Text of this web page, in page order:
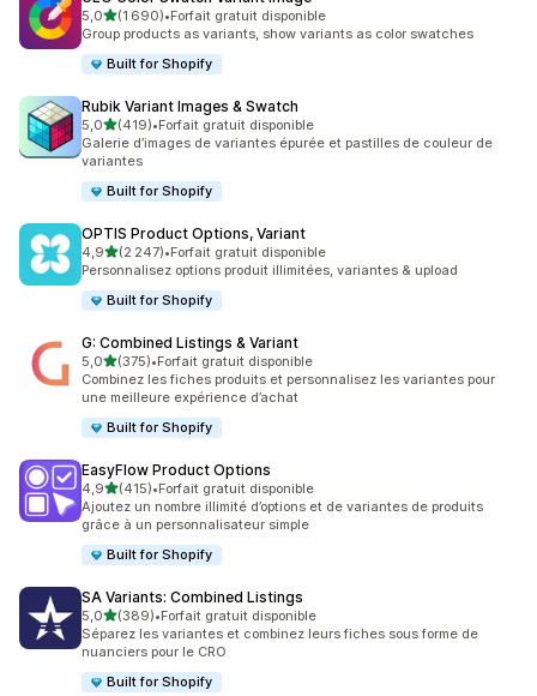
5,0étoile(s) sur 5
(1 690)
1690 avis au total
•Forfait gratuit disponible
Group products as variants, show variants as color swatches
Built for Shopify
Rubik Variant Images & Swatch
5,0étoile(s) sur 5
(419)
419 avis au total
•Forfait gratuit disponible
Galerie d’images de variantes épurée et pastilles de couleur de
variantes
Built for Shopify
OPTIS Product Options, Variant
4,9étoile(s) sur 5
(2 247)
2247 avis au total
•Forfait gratuit disponible
Personnalisez options produit illimitées, variantes & upload
Built for Shopify
G: Combined Listings & Variant
5,0étoile(s) sur 5
(375)
375 avis au total
•Forfait gratuit disponible
Combinez les fiches produits et personnalisez les variantes pour
une meilleure expérience d’achat
Built for Shopify
EasyFlow Product Options
4,9étoile(s) sur 5
(415)
415 avis au total
•Forfait gratuit disponible
Ajoutez un nombre illimité d’options et de variantes de produits
grâce à un personnalisateur simple
Built for Shopify
SA Variants: Combined Listings
5,0étoile(s) sur 5
(389)
389 avis au total
•Forfait gratuit disponible
Séparez les variantes et combinez leurs fiches sous forme de
nuanciers pour le CRO
Built for Shopify